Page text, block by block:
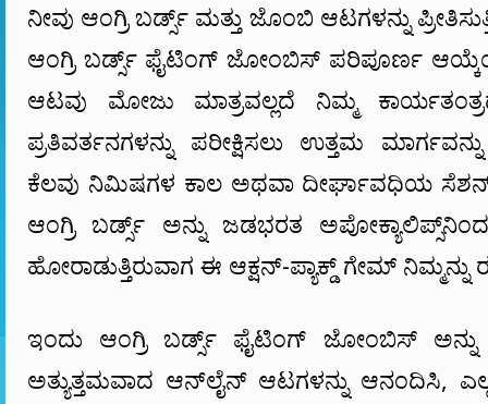
ನೀವು ಆಂಗ್ರಿ ಬರ್ಡ್ಸ್ ಮತ್ತು ಜೊಂಬಿ ಆಟಗಳನ್ನು
ಆಂಗ್ರಿ ಬರ್ಡ್ಸ್ ಫೈಟಿಂಗ್ ಜೋಂಬಿಸ್ ಪರಿಪೂರ್ಣ
ಆಟವು ಮೋಜು ಮಾತ್ರವಲ್ಲದೆ ನಿಮ್ಮ
ಪ್ರತಿವರ್ತನಗಳನ್ನು ಪರೀಕ್ಷಿಸಲು ಉತ್ತಮ
ಕೆಲವು ನಿಮಿಷಗಳ ಕಾಲ ಅಥವಾ ದೀರ್ಘಾವಧಿಯ ಸೆಶನ್
ಆಂಗ್ರಿ ಬರ್ಡ್ಸ್ ಅನ್ನು ಜಡಭರತ
ಹೋರಾಡುತ್ತಿರುವಾಗ ಈ ಆಕ್ಷನ್-ಪ್ಯಾಕ್ಡ್ ಗೇಮ್ ನಿಮ್ಮನ್ನು
ಇಂದು ಆಂಗ್ರಿ ಬರ್ಡ್ಸ್ ಫೈಟಿಂಗ್ ಜೋಂಬಿಸ್ ಅನ್ನು
ಅತ್ಯುತ್ತಮವಾದ ಆನ್‌ಲೈನ್ ಆಟಗಳನ್ನು ಆನಂದಿಸಿ,